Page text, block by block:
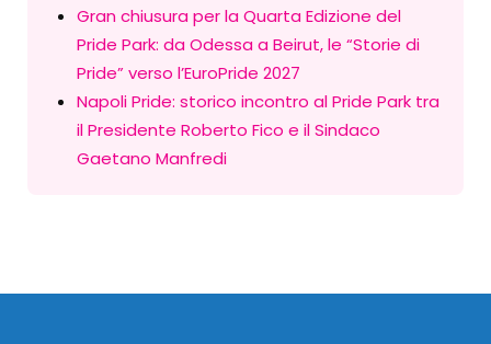
Gran chiusura per la Quarta Edizione del
Pride Park: da Odessa a Beirut, le “Storie di
Pride” verso l’EuroPride 2027
Napoli Pride: storico incontro al Pride Park tra
il Presidente Roberto Fico e il Sindaco
Gaetano Manfredi